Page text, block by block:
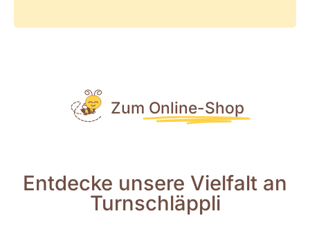
Zum Online-Shop
Entdecke unsere Vielfalt an
Turnschläppli